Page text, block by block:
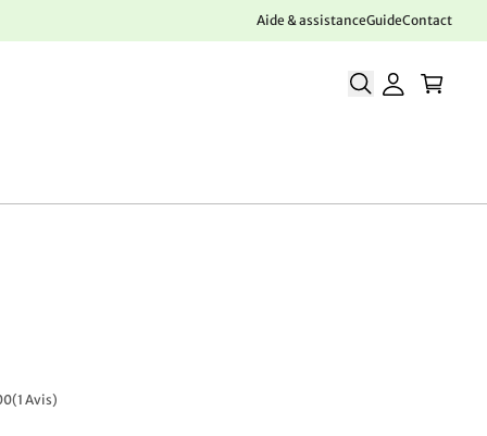
Aide & assistanceGuideContact
(1 Avis)